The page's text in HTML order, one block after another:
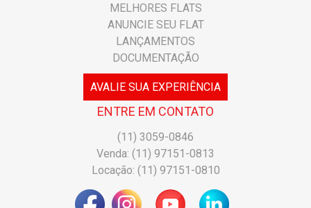
MELHORES FLATS
ANUNCIE SEU FLAT
LANÇAMENTOS
DOCUMENTAÇÃO
AVALIE SUA EXPERIÊNCIA
ENTRE EM CONTATO
(11) 3059-0846
Venda: (11) 97151-0813
Locação: (11) 97151-0810